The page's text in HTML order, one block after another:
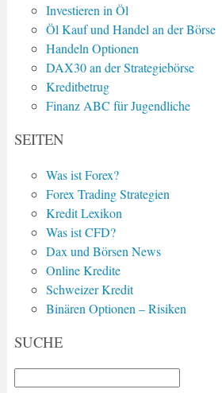
Investieren in Öl
Öl Kauf und Handel an der Börse
Handeln Optionen
DAX30 an der Strategiebörse
Kreditbetrug
Finanz ABC für Jugendliche
SEITEN
Was ist Forex?
Forex Trading Strategien
Kredit Lexikon
Was ist CFD?
Dax und Börsen News
Online Kredite
Schweizer Kredit
Binären Optionen – Risiken
SUCHE